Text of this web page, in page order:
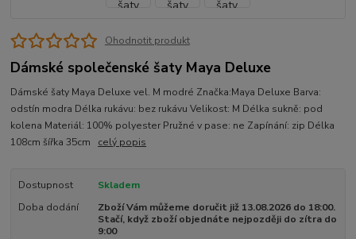
Ohodnotit produkt
Dámské společenské šaty Maya Deluxe
Dámské šaty Maya Deluxe vel. M modré Značka:Maya Deluxe Barva:
odstín modra Délka rukávu: bez rukávu Velikost: M Délka sukně: pod
kolena Materiál: 100% polyester Pružné v pase: ne Zapínání: zip Délka
108cm šířka 35cm celý popis
Dostupnost
Skladem
Doba dodání
Zboží Vám můžeme doručit již 13.08.2026 do 18:00.
Stačí, když zboží objednáte nejpozději do zítra do
9:00